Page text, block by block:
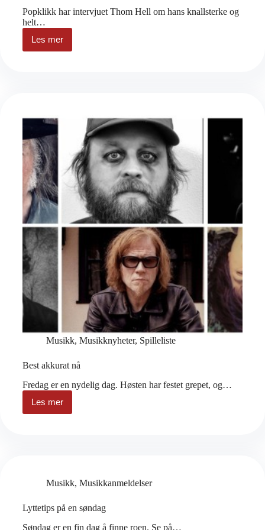
Popklikk har intervjuet Thom Hell om hans knallsterke og
helt…
Les merMusikkpreik
med
Musikk, Musikknyheter, Spilleliste
Best akkurat nå
Fredag er en nydelig dag. Høsten har festet grepet, og…
Les mer
Best
akkurat
Musikk, Musikkanmeldelser
Lyttetips på en søndag
Søndag er en fin dag å finne roen. Se på…